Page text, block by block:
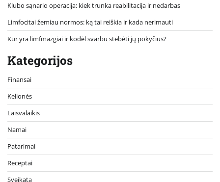
Klubo sąnario operacija: kiek trunka reabilitacija ir nedarbas
Limfocitai žemiau normos: ką tai reiškia ir kada nerimauti
Kur yra limfmazgiai ir kodėl svarbu stebėti jų pokyčius?
Kategorijos
Finansai
Kelionės
Laisvalaikis
Namai
Patarimai
Receptai
Sveikata